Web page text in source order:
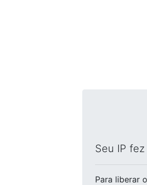
Seu IP
Para liberar